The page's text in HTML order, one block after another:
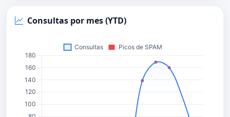
Consultas por mes (YTD)